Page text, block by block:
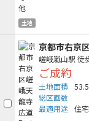
土地
京都市右京
嵯峨嵐山駅 徒
ご成約
土地面積
総区画数
最適用途 住